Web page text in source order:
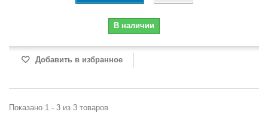
В наличии
Добавить в избранное
Показано 1 - 3 из 3 товаров